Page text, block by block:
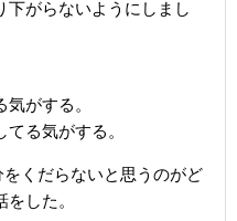
下がらないようにしまし
がする。
る気がする。
くだらないと思うのがど
した。